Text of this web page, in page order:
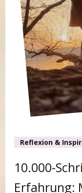
Reflexion &
10.000-
Erfahrung: